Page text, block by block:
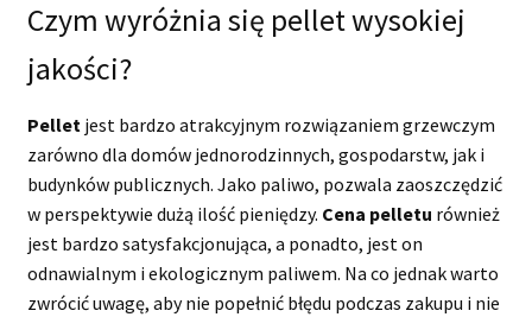
Czym wyróżnia się pellet wysokiej
jakości?
Pelletjest bardzo atrakcyjnym rozwiązaniem grzewczym
zarówno dla domów jednorodzinnych, gospodarstw, jak i
budynków publicznych. Jako paliwo, pozwala zaoszczędzić
w perspektywie dużą ilość pieniędzy. Cena pelletu również
jest bardzo satysfakcjonująca, a ponadto, jest on
odnawialnym i ekologicznym paliwem. Na co jednak warto
zwrócić uwagę, aby nie popełnić błędu podczas zakupu i nie